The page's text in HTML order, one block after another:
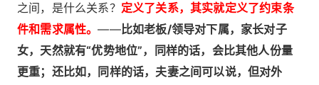
之间，是什么关系？ 定义了关系，其实就定义了约束条
件和需求属性。——比如老板/领导对下属，家长对子
女，天然就有“优势地位”，同样的话，会比其他人份量
更重；还比如，同样的话，夫妻之间可以说，但对外